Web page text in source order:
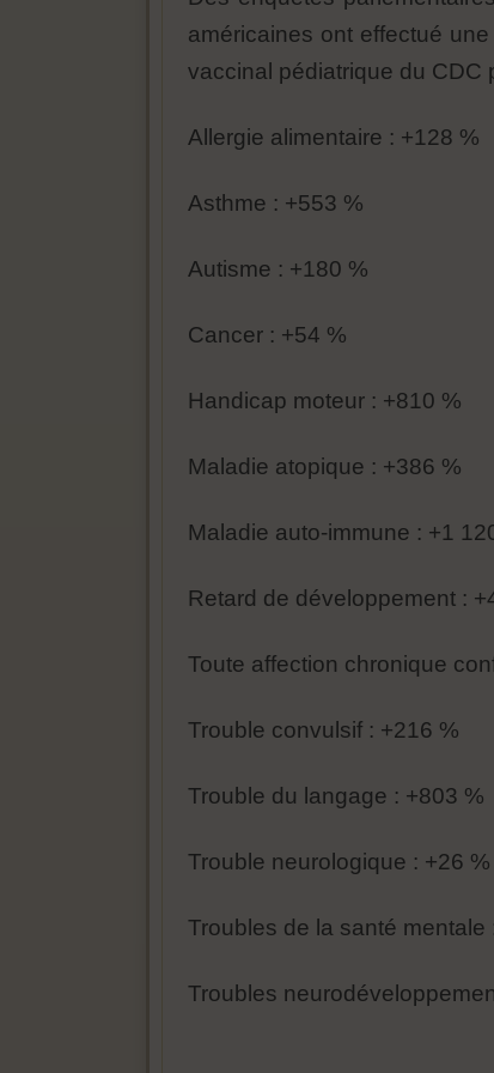
américaines ont effectué
vaccinal pédiatrique du CDC
Allergie alimentaire : +128 %
Asthme : +553 %
Autisme : +180 %
Cancer : +54 %
Handicap moteur : +810 %
Maladie atopique : +386 %
Maladie auto-immune : +1
Retard de développement :
Toute affection chronique
Trouble convulsif : +216 %
Trouble du langage : +803 %
Trouble neurologique : +26 %
Troubles de la santé mentale
Troubles